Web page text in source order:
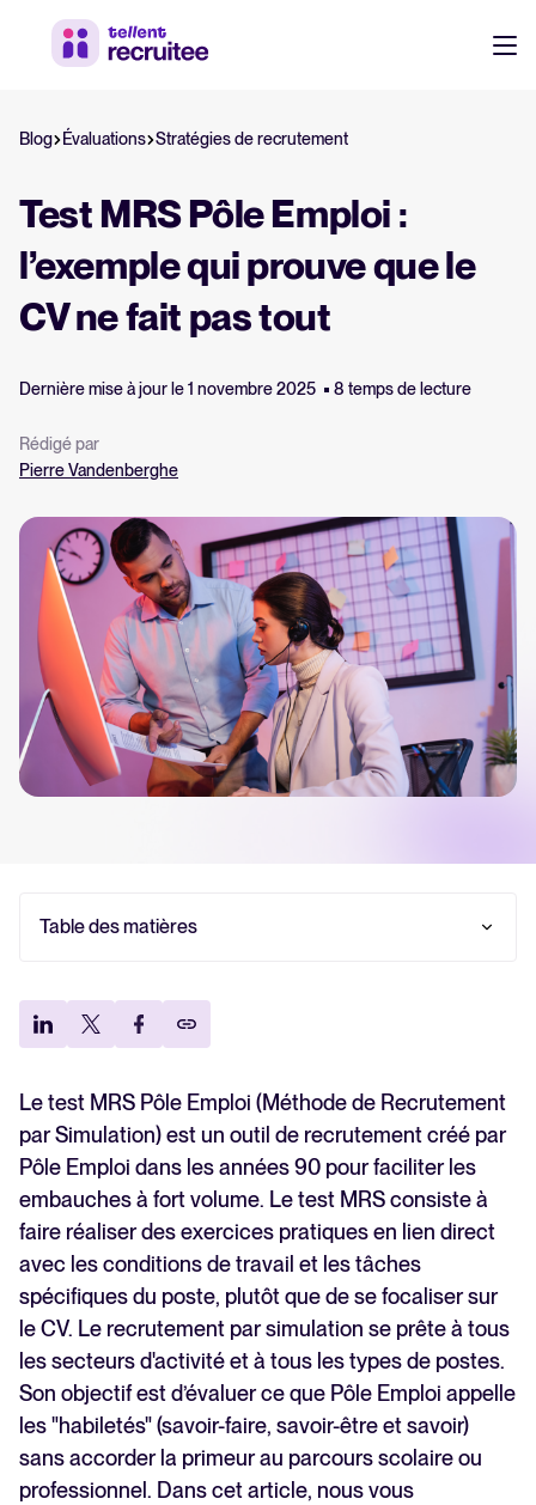
Ressources
Ressources RH et recrutement
Sessions à la demande avec des experts.
Tout savoir sur les logiciels ATS
Calculateur de ROI
Estimez vos économies avec Tellent Recruitee
Tellent Recruitee
Découvrez notre logiciel de recrutement
EN VEDETTE
En savoir plus
Login
Blog Évaluations Stratégies de recrutement
Test MRS Pôle Emploi :
l’exemple qui prouve que le
CV ne fait pas tout
Dernière mise à jour le 1 novembre 2025 8 temps de lecture
Rédigé par
Pierre Vandenberghe
Table des matières
simulation ?
Que veut dire test de recrutement MRS ?
?
TOP 10 des métiers les plus recrutés via la MRS
Ce que font les candidats dans les locaux de
France Travail lors des tests MRS : exemples.
Quelles entreprises utilisent la MRS pour leurs
recrutements ?
Quelles conditions et démarches pour mettre en
place la MRS dans votre entreprise ?
Et après les tests MRS ? L’évaluation de la
performance et la sélection des candidats.
Les clés et ressources pour intégrer la MRS dans
votre processus de recrutement :
Oserez-vous sortir des sentiers battus pour votre
recrutement ?
Le test MRS Pôle Emploi (Méthode de Recrutement
par Simulation) est un outil de recrutement créé par
Pôle Emploi dans les années 90 pour faciliter les
embauches à fort volume. Le test MRS consiste à
faire réaliser des exercices pratiques en lien direct
avec les conditions de travail et les tâches
spécifiques du poste, plutôt que de se focaliser sur
le CV. Le recrutement par simulation se prête à tous
les secteurs d'activité et à tous les types de postes.
Son objectif est d’évaluer ce que Pôle Emploi appelle
les "habiletés" (savoir-faire, savoir-être et savoir)
sans accorder la primeur au parcours scolaire ou
professionnel. Dans cet article, nous vous